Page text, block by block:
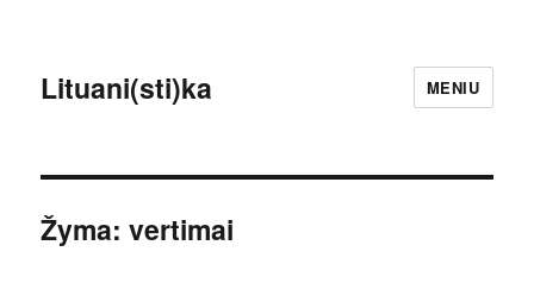
Lituani(sti)ka MENIU
Žyma:vertimai